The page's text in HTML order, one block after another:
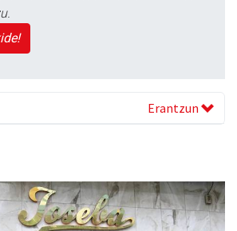
Erantzun